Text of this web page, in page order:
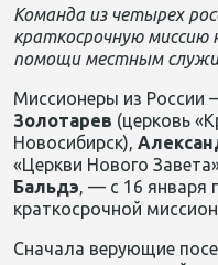
Команда из четырех
краткосрочную
помощи местным
Миссионеры из России
Золотарев (церковь
Новосибирск),
«Церкви Нового
Бальдэ, — с 16 января
краткосрочной
Сначала верующие